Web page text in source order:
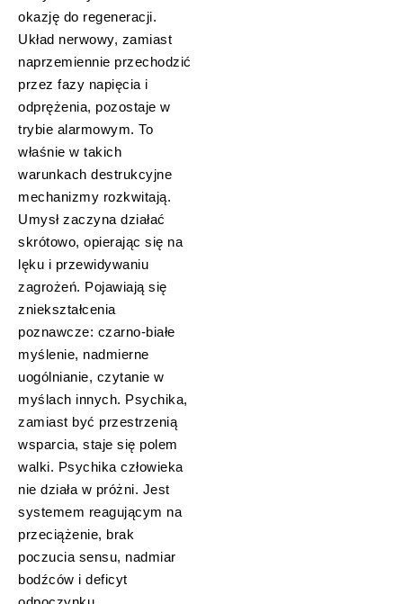
okazję do regeneracji.
Układ nerwowy, zamiast
naprzemiennie przechodzić
przez fazy napięcia i
odprężenia, pozostaje w
trybie alarmowym. To
właśnie w takich
warunkach destrukcyjne
mechanizmy rozkwitają.
Umysł zaczyna działać
skrótowo, opierając się na
lęku i przewidywaniu
zagrożeń. Pojawiają się
zniekształcenia
poznawcze: czarno-białe
myślenie, nadmierne
uogólnianie, czytanie w
myślach innych. Psychika,
zamiast być przestrzenią
wsparcia, staje się polem
walki. Psychika człowieka
nie działa w próżni. Jest
systemem reagującym na
przeciążenie, brak
poczucia sensu, nadmiar
bodźców i deficyt